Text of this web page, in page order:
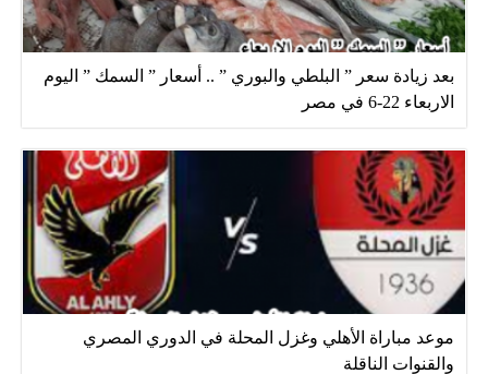
بعد زيادة سعر ” البلطي والبوري ” .. أسعار ” السمك ” اليوم
الاربعاء 22-6 في مصر
موعد مباراة الأهلي وغزل المحلة في الدوري المصري
والقنوات الناقلة